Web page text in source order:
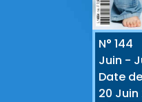
N° 144
Juin -
Date
20 Juin